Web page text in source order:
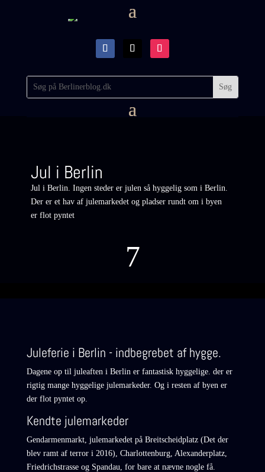
Jul i Berlin
Jul i Berlin. Ingen steder er julen så hyggelig som i Berlin.
Der er et hav af julemarkedet og pladser rundt om i byen
er flot pyntet
7
Juleferie i Berlin - indbegrebet af hygge.
Dagene op til juleaften i Berlin er fantastisk hyggelige. der er
rigtig mange hyggelige julemarkeder. Og i resten af byen er
der flot pyntet op.
Kendte julemarkeder
Gendarmenmarkt, julemarkedet på Breitscheidplatz (Det der
blev ramt af terror i 2016), Charlottenburg, Alexanderplatz,
Friedrichstrasse og Spandau, for bare at nævne nogle få.